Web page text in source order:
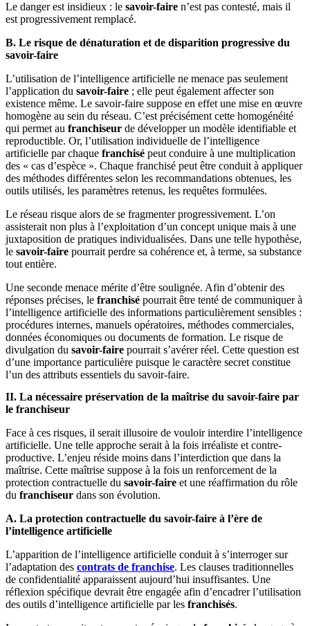
Le danger est insidieux : le savoir-faire n’est pas contesté, mais il
est progressivement remplacé.
B. Le risque de dénaturation et de disparition progressive du
savoir-faire
L’utilisation de l’intelligence artificielle ne menace pas seulement
l’application du savoir-faire ; elle peut également affecter son
existence même. Le savoir-faire suppose en effet une mise en œuvre
homogène au sein du réseau. C’est précisément cette homogénéité
qui permet au franchiseur de développer un modèle identifiable et
reproductible. Or, l’utilisation individuelle de l’intelligence
artificielle par chaque franchisé peut conduire à une multiplication
des « cas d’espèce ». Chaque franchisé peut être conduit à appliquer
des méthodes différentes selon les recommandations obtenues, les
outils utilisés, les paramètres retenus, les requêtes formulées.
Le réseau risque alors de se fragmenter progressivement. L’on
assisterait non plus à l’exploitation d’un concept unique mais à une
juxtaposition de pratiques individualisées. Dans une telle hypothèse,
le savoir-faire pourrait perdre sa cohérence et, à terme, sa substance
tout entière.
Une seconde menace mérite d’être soulignée. Afin d’obtenir des
réponses précises, le franchisé pourrait être tenté de communiquer à
l’intelligence artificielle des informations particulièrement sensibles :
procédures internes, manuels opératoires, méthodes commerciales,
données économiques ou documents de formation. Le risque de
divulgation du savoir-faire pourrait s’avérer réel. Cette question est
d’une importance particulière puisque le caractère secret constitue
l’un des attributs essentiels du savoir-faire.
II. La nécessaire préservation de la maîtrise du savoir-faire par
le franchiseur
Face à ces risques, il serait illusoire de vouloir interdire l’intelligence
artificielle. Une telle approche serait à la fois irréaliste et contre-
productive. L’enjeu réside moins dans l’interdiction que dans la
maîtrise. Cette maîtrise suppose à la fois un renforcement de la
protection contractuelle du savoir-faire et une réaffirmation du rôle
du franchiseur dans son évolution.
A. La protection contractuelle du savoir-faire à l’ère de
l’intelligence artificielle
L’apparition de l’intelligence artificielle conduit à s’interroger sur
l’adaptation des contrats de franchise. Les clauses traditionnelles
de confidentialité apparaissent aujourd’hui insuffisantes. Une
réflexion spécifique devrait être engagée afin d’encadrer l’utilisation
des outils d’intelligence artificielle par les franchisés.